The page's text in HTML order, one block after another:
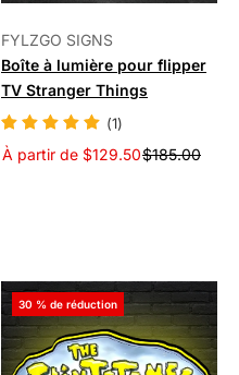
FYLZGO SIGNS
Boîte à lumière pour flipper
TV Stranger Things
(1)
À partir de $129.50$185.00
30 % de réduction